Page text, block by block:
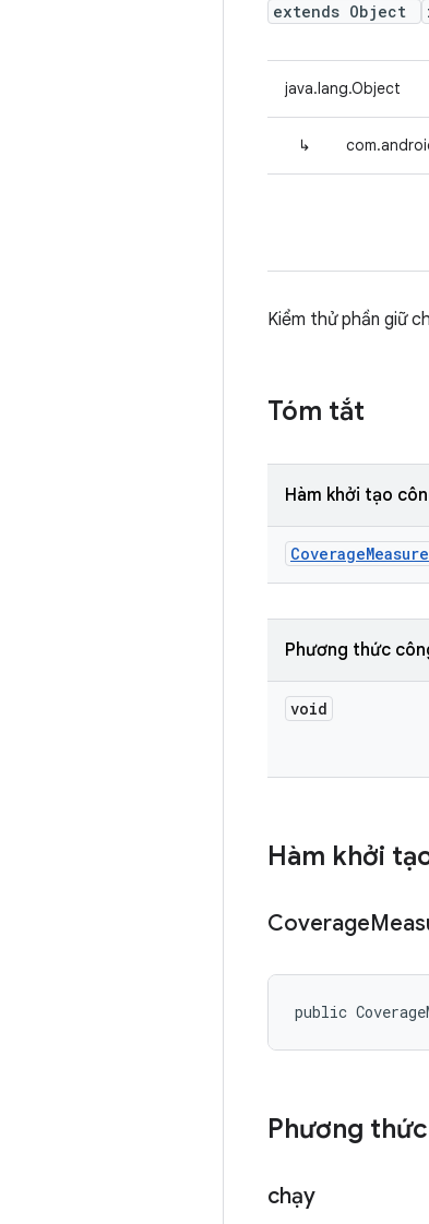
extends Object
java.lang.Object
↳
Kiểm thử phần giữ
Tóm tắt
Hàm khởi tạo
Coverage
Phương thức
void
Hàm khởi
Coverage
public
Phương
chạy